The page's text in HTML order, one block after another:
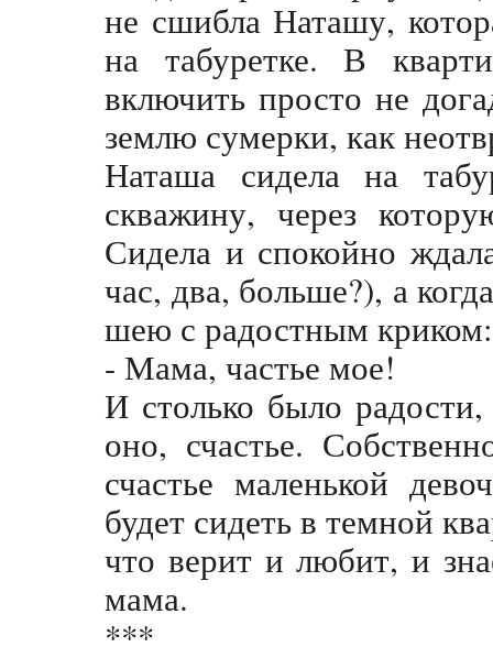
не сшибла Наташу,
на табуретке. В
включить просто не
землю сумерки, как
Наташа сидела на
скважину, через
Сидела и спокойно
час, два, больше?), а
шею с радостным криком:
- Мама, частье мое!
И столько было
оно, счастье.
счастье маленькой
будет сидеть в темной
что верит и любит, и
мама.
***